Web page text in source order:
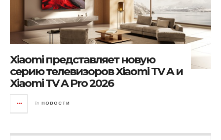
Xiaomi представляет новую
серию телевизоров Xiaomi TV A и
Xiaomi TV A Pro 2026
in НОВОСТИ